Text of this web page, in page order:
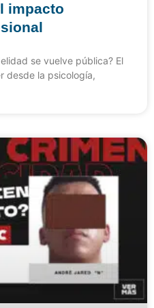
impacto
se vuelve pública? El
desde la psicología,